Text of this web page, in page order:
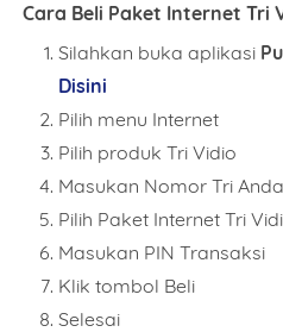
Cara Beli Paket Internet Tri
Silahkan buka aplikasi
Disini
Pilih menu Internet
Pilih produk Tri Vidio
Masukan Nomor Tri Anda
Pilih Paket Internet Tri
Masukan PIN Transaksi
Klik tombol Beli
Selesai
Comment
This order requires the